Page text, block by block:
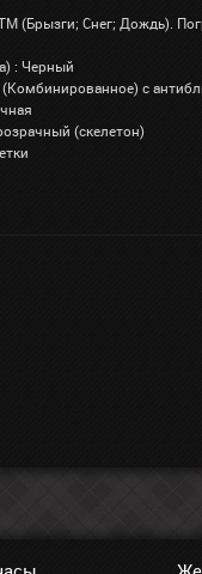
(Брызги; Снег; Дождь).
: Черный
(Комбинированное) с
(скелетон)